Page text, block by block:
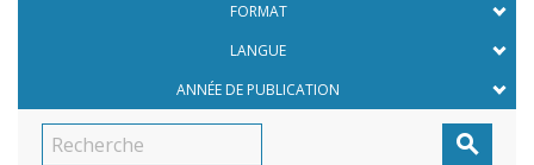
FORMAT
LANGUE
ANNÉE DE PUBLICATION
